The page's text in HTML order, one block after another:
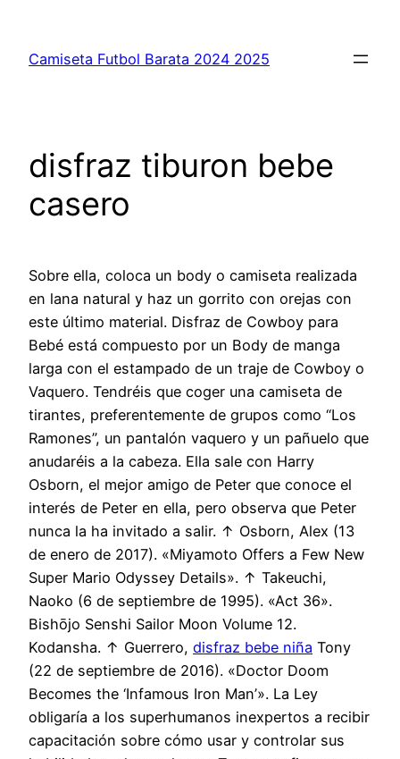
contenido
Camiseta Futbol Barata 2024 2025
disfraz tiburon bebe
casero
Sobre ella, coloca un body o camiseta realizada
en lana natural y haz un gorrito con orejas con
este último material. Disfraz de Cowboy para
Bebé está compuesto por un Body de manga
larga con el estampado de un traje de Cowboy o
Vaquero. Tendréis que coger una camiseta de
tirantes, preferentemente de grupos como “Los
Ramones”, un pantalón vaquero y un pañuelo que
anudaréis a la cabeza. Ella sale con Harry
Osborn, el mejor amigo de Peter que conoce el
interés de Peter en ella, pero observa que Peter
nunca la ha invitado a salir. ↑ Osborn, Alex (13
de enero de 2017). «Miyamoto Offers a Few New
Super Mario Odyssey Details». ↑ Takeuchi,
Naoko (6 de septiembre de 1995). «Act 36».
Bishōjo Senshi Sailor Moon Volume 12.
Kodansha. ↑ Guerrero, disfraz bebe niña Tony
(22 de septiembre de 2016). «Doctor Doom
Becomes the ‘Infamous Iron Man’». La Ley
obligaría a los superhumanos inexpertos a recibir
capacitación sobre cómo usar y controlar sus